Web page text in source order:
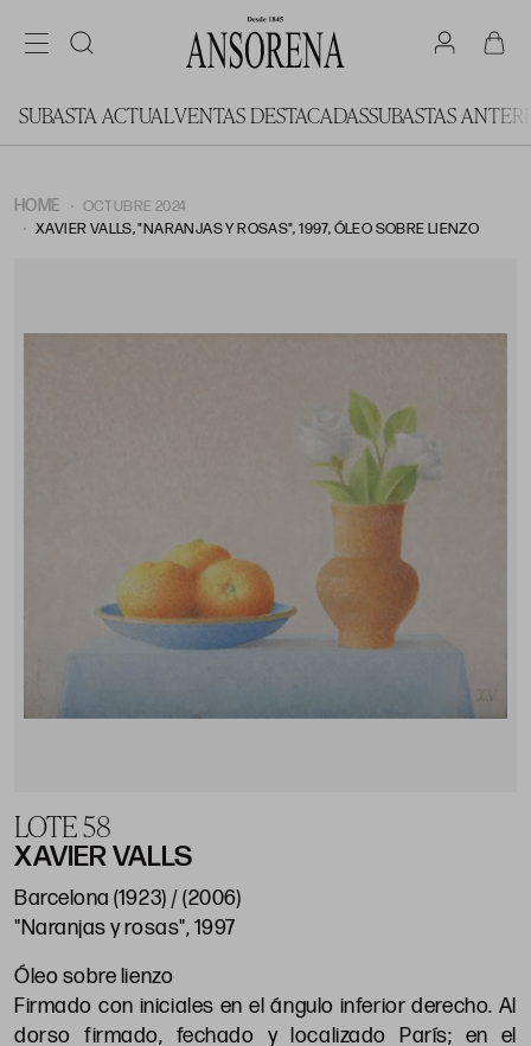
SUBASTA ACTUALVENTAS DESTACADASSUBASTAS
HOME
OCTUBRE 2024
XAVIER VALLS, "NARANJAS Y ROSAS", 1997, ÓLEO SOBRE LIENZO
LOTE 58
XAVIER VALLS
Barcelona (1923) / (2006)
"Naranjas y rosas", 1997
Óleo sobre lienzo
Firmado con iniciales en el ángulo inferior derecho. Al
dorso firmado, fechado y localizado París; en el